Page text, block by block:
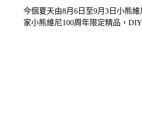
今個夏天由8月6日至9月3日小熊
家小熊維尼100周年限定精品，